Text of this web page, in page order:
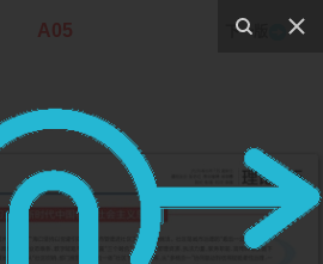
A05 下一版